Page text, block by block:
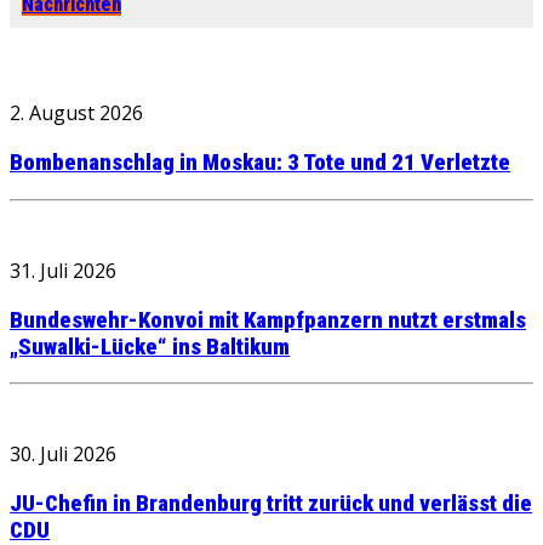
2. August 2026
Bombenanschlag in Moskau: 3 Tote und 21 Verletzte
31. Juli 2026
Bundeswehr-Konvoi mit Kampfpanzern nutzt erstmals
„Suwalki-Lücke“ ins Baltikum
30. Juli 2026
JU-Chefin in Brandenburg tritt zurück und verlässt die
CDU